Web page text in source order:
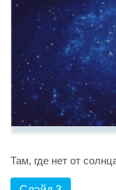
Там, где нет от